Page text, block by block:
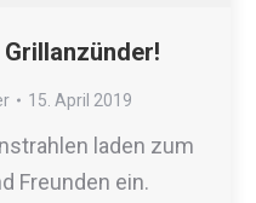
Grillanzünder!
15. April 2019
laden zum
Freunden ein.